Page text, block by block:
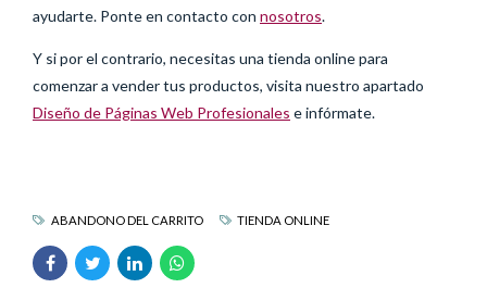
ayudarte. Ponte en contacto con nosotros.
Y si por el contrario, necesitas una tienda online para
comenzar a vender tus productos, visita nuestro apartado
Diseño de Páginas Web Profesionales e infórmate.
ABANDONO DEL CARRITO TIENDA ONLINE